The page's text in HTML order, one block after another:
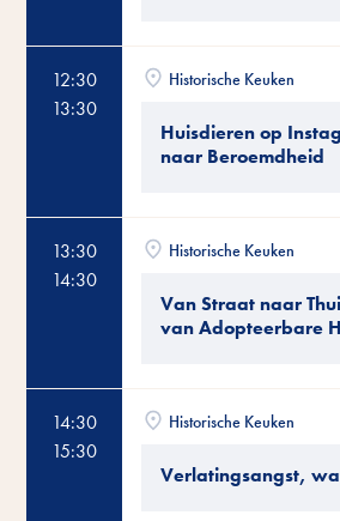
12:30
13:30
Historische Keuken
Huisdieren op
naar Beroemdheid
13:30
14:30
Historische Keuken
Van Straat naar
van Adopteerbare
14:30
15:30
Historische Keuken
Verlatingsangst,